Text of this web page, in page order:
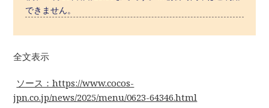
できません。
全文表示
ソース：https://www.cocos-
jpn.co.jp/news/2025/menu/0623-64346.html